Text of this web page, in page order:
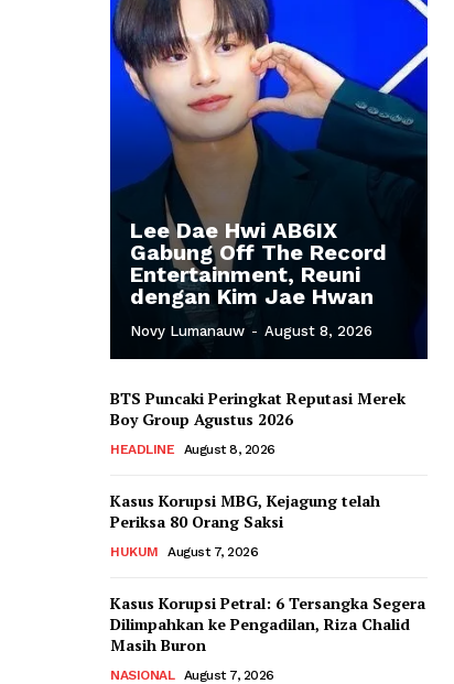
Lee Dae Hwi AB6IX
Gabung Off The Record
Entertainment, Reuni
dengan Kim Jae Hwan
Novy Lumanauw - August 8, 2026
BTS Puncaki Peringkat Reputasi Merek
Boy Group Agustus 2026
HEADLINE August 8, 2026
Kasus Korupsi MBG, Kejagung telah
Periksa 80 Orang Saksi
HUKUM August 7, 2026
Kasus Korupsi Petral: 6 Tersangka Segera
Dilimpahkan ke Pengadilan, Riza Chalid
Masih Buron
NASIONAL August 7, 2026